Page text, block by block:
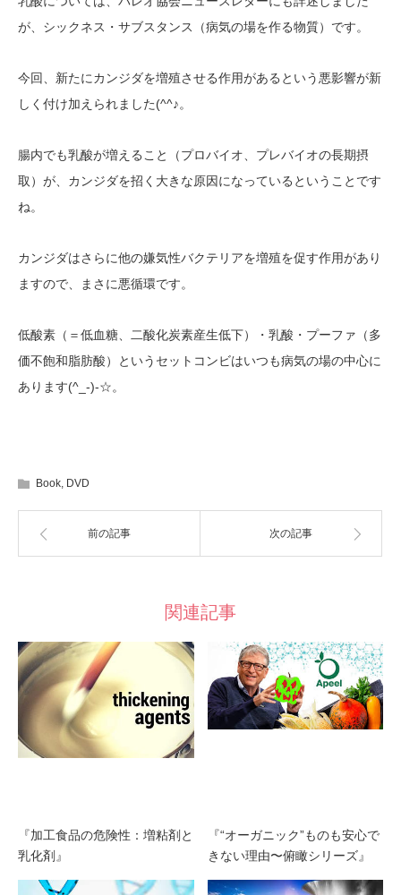
が、シックネス・サブスタンス（病気の場を作る物質）です。
今回、新たにカンジダを増殖させる作用があるという悪影響が新
しく付け加えられました (^^♪。
腸内でも乳酸が増えること（プロバイオ、プレバイオの長期摂
取）が、カンジダを招く大きな原因になっているということです
ね。
カンジダはさらに他の嫌気性バクテリアを増殖を促す作用があり
ますので、まさに悪循環です。
低酸素（＝低血糖、二酸化炭素産生低下）・乳酸・プーファ（多
価不飽和脂肪酸）というセットコンビはいつも病気の場の中心に
あります(^_-)-☆。
Book DVD
前の記事 次の記事
関連記事
『加工食品の危険性：増粘剤と
乳化剤』
『“オーガニック”ものも安心で
きない理由〜俯瞰シリーズ』